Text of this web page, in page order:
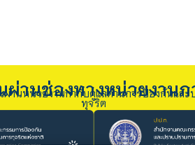
ผ่านช่องทางหน่วยงาน
ผ่านหน่วยงานกำกับดูแลด้านการป้องกันและ
ทุจริต